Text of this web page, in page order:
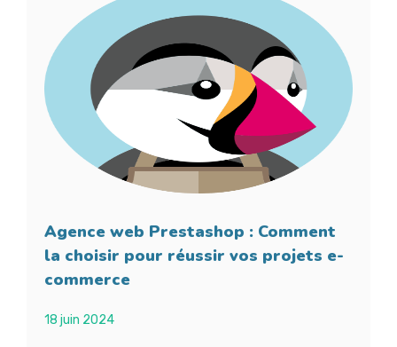
Agence web Prestashop : Comment
la choisir pour réussir vos projets e-
commerce
18 juin 2024